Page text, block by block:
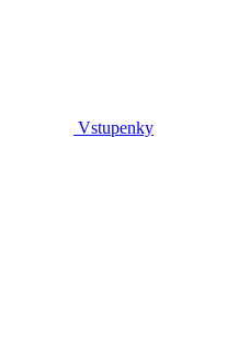
Vstupenky